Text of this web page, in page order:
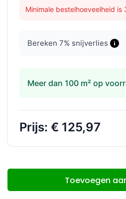
Minimale bestelhoeveelheid is
Bereken 7% snijverlies
Meer dan 100 m² op
Prijs: € 125,97
Toevoegen